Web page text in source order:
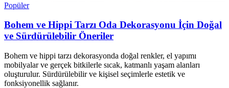
Popüler
Bohem ve Hippi Tarzı Oda Dekorasyonu İçin Doğal
ve Sürdürülebilir Öneriler
Bohem ve hippi tarzı dekorasyonda doğal renkler, el yapımı
mobilyalar ve gerçek bitkilerle sıcak, katmanlı yaşam alanları
oluşturulur. Sürdürülebilir ve kişisel seçimlerle estetik ve
fonksiyonellik sağlanır.